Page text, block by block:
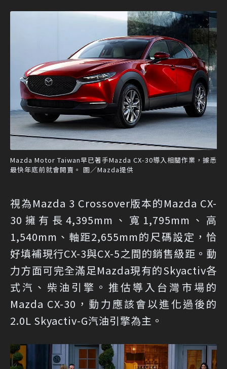
Mazda Motor Taiwan早已著手Mazda CX-30導入相關作業，據悉
最快年底前就會開賣。 圖／Mazda提供
視為Mazda 3 Crossover版本的Mazda CX-
30擁有長4,395mm、寬1,795mm、高
1,540mm、軸距2,655mm的尺碼設定，恰
好填補現行CX-3與CX-5之間的銷售級距。動
力方面可完全滿足Mazda現有的Skyactiv各
式汽、柴油引擎。推估導入台灣市場的
Mazda CX-30，動力應該會以進化過後的
2.0L Skyactiv-G汽油引擎為主。